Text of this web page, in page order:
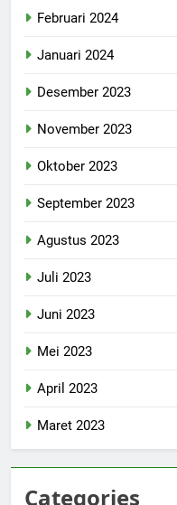
Februari 2024
Januari 2024
Desember 2023
November 2023
Oktober 2023
September 2023
Agustus 2023
Juli 2023
Juni 2023
Mei 2023
April 2023
Maret 2023
Categories